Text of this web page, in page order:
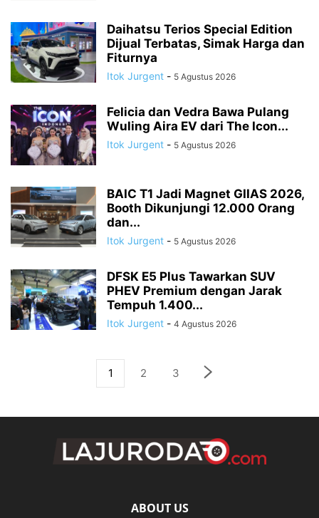
Daihatsu Terios Special Edition
Dijual Terbatas, Simak Harga dan
Fiturnya
Itok Jurgent - 5 Agustus 2026
Felicia dan Vedra Bawa Pulang
Wuling Aira EV dari The Icon...
Itok Jurgent - 5 Agustus 2026
BAIC T1 Jadi Magnet GIIAS 2026,
Booth Dikunjungi 12.000 Orang
dan...
Itok Jurgent - 5 Agustus 2026
DFSK E5 Plus Tawarkan SUV
PHEV Premium dengan Jarak
Tempuh 1.400...
Itok Jurgent - 4 Agustus 2026
1 2 3
ABOUT US